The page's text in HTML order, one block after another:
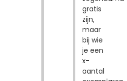
gratis
zijn,
maar
bij wie
je een
x-
aantal